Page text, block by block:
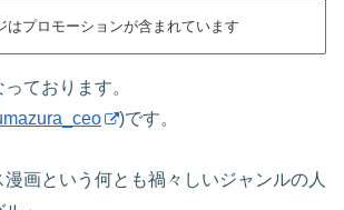
はプロモーションが含まれています
ております。
)です。
画という何とも禍々しいジャンルの人